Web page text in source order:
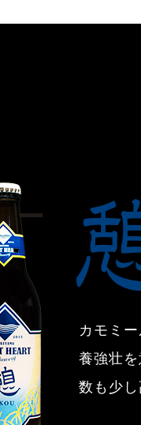
カモミ
養強壮
数も少